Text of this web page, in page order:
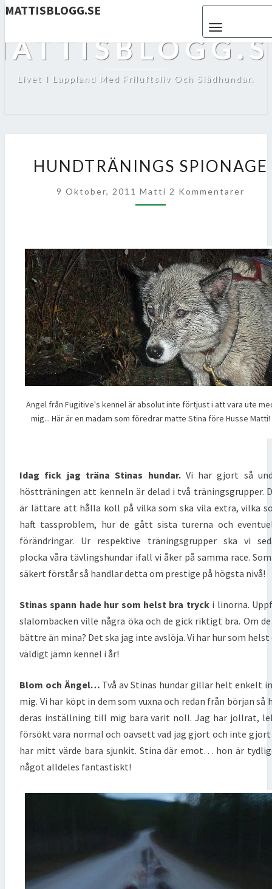
MATTISBLOGG.SE
Livet I Lappland Med Friluftsliv Och Slädhundar.
SPIONAGE
HUNDTRÄNINGS SPIONAGE
9 Oktober, 2011 Matti Kommentarer
2 Kommentarer
Ängel från Fugitive's kennel är absolut inte förtjust i att vara ute
mig... Här är en madam som föredrar matte Stina före Husse Matti!
Idag fick jag träna Stinas hundar.Vi har gjort så
höstträningen att kenneln är delad i två träningsgrupper.
är lättare att hålla koll på vilka som ska vila extra, vilka
haft tassproblem, hur de gått sista turerna och
förändringar. Ur respektive träningsgrupper ska vi
plocka våra tävlingshundar ifall vi åker på samma race.
säkert förstår så handlar detta om prestige på högsta nivå!
Stinas spann hade hur som helst bra trycki linorna.
slalombacken ville några öka och de gick riktigt bra. Om
bättre än mina? Det ska jag inte avslöja. Vi har hur som helst
väldigt jämn kennel i år!
Blom och Ängel… Två av Stinas hundar gillar helt enkelt
mig. Vi har köpt in dem som vuxna och redan från början så
deras inställning till mig bara varit noll. Jag har jollrat,
försökt vara normal och oavsett vad jag gjort och inte gjort
har mitt värde bara sjunkit. Stina där emot… hon är
något alldeles fantastiskt!